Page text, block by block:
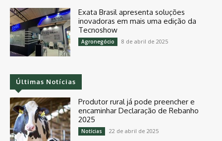
Exata Brasil apresenta soluções
inovadoras em mais uma edição da
Tecnoshow
Agronegócio 8 de abril de 2025
Últimas Notícias
Produtor rural já pode preencher e
encaminhar Declaração de Rebanho
2025
Notícias 22 de abril de 2025